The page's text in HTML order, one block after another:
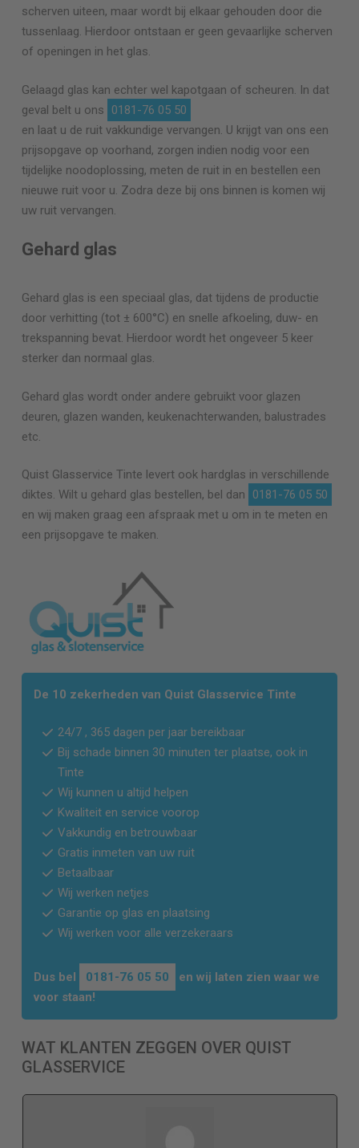
scherven uiteen, maar wordt bij elkaar gehouden door die
tussenlaag. Hierdoor ontstaan er geen gevaarlijke scherven
of openingen in het glas.
Gelaagd glas kan echter wel kapotgaan of scheuren. In dat
geval belt u ons
0181-76 05 50
en laat u de ruit vakkundige vervangen. U krijgt van ons een
prijsopgave op voorhand, zorgen indien nodig voor een
tijdelijke noodoplossing, meten de ruit in en bestellen een
nieuwe ruit voor u. Zodra deze bij ons binnen is komen wij
uw ruit vervangen.
Gehard glas
Gehard glas is een speciaal glas, dat tijdens de productie
door verhitting (tot ± 600°C) en snelle afkoeling, duw- en
trekspanning bevat. Hierdoor wordt het ongeveer 5 keer
sterker dan normaal glas.
Gehard glas wordt onder andere gebruikt voor glazen
deuren, glazen wanden, keukenachterwanden, balustrades
etc.
Quist Glasservice Tinte levert ook hardglas in verschillende
diktes. Wilt u gehard glas bestellen, bel dan
0181-76 05 50
en wij maken graag een afspraak met u om in te meten en
een prijsopgave te maken.
De 10 zekerheden van Quist Glasservice Tinte
24/7 , 365 dagen per jaar bereikbaar
Bij schade binnen 30 minuten ter plaatse, ook in
Tinte
Wij kunnen u altijd helpen
Kwaliteit en service voorop
Vakkundig en betrouwbaar
Gratis inmeten van uw ruit
Betaalbaar
Wij werken netjes
Garantie op glas en plaatsing
Wij werken voor alle verzekeraars
Dus bel 0181-76 05 50
en wij laten zien waar we
voor staan!
WAT KLANTEN ZEGGEN OVER QUIST
GLASSERVICE